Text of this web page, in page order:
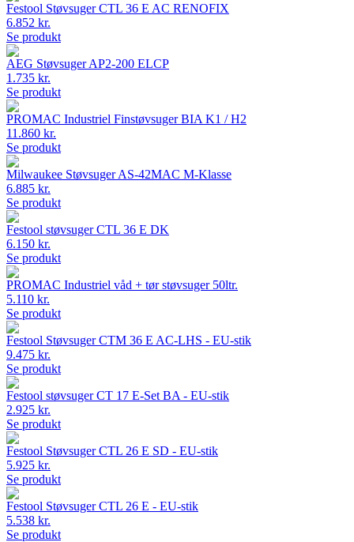
Festool Støvsuger CTL 36 E AC RENOFIX
6.852 kr.
Se produkt
AEG Støvsuger AP2-200 ELCP
1.735 kr.
Se produkt
PROMAC Industriel Finstøvsuger BIA K1 / H2
11.860 kr.
Se produkt
Milwaukee Støvsuger AS-42MAC M-Klasse
6.885 kr.
Se produkt
Festool støvsuger CTL 36 E DK
6.150 kr.
Se produkt
PROMAC Industriel våd + tør støvsuger 50ltr.
5.110 kr.
Se produkt
Festool Støvsuger CTM 36 E AC-LHS - EU-stik
9.475 kr.
Se produkt
Festool støvsuger CT 17 E-Set BA - EU-stik
2.925 kr.
Se produkt
Festool Støvsuger CTL 26 E SD - EU-stik
5.925 kr.
Se produkt
Festool Støvsuger CTL 26 E - EU-stik
5.538 kr.
Se produkt